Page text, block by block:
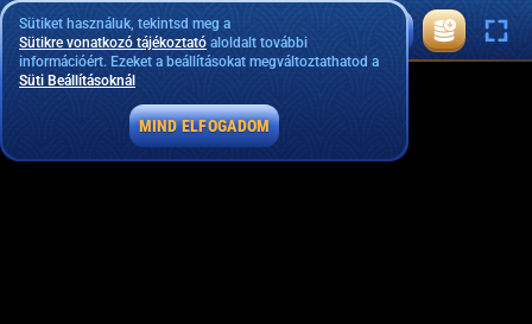
Sütiket használuk, tekintsd meg a
Sütikre vonatkozó tájékoztató aloldalt további
információért. Ezeket a beállításokat megváltoztathatod a
Süti Beállításoknál
MIND ELFOGADOM